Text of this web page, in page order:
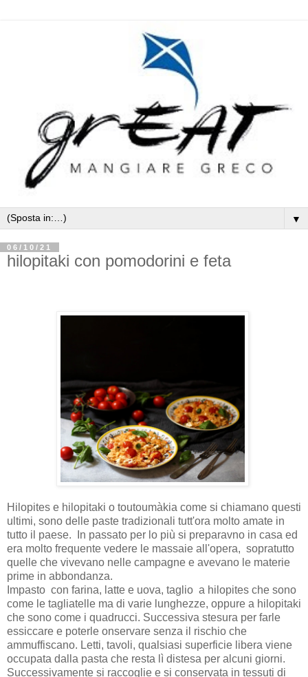
▼
06/10/21
hilopitaki con pomodorini e feta
Hilopites e hilopitaki o toutoumàkia come si chiamano questi
ultimi, sono delle paste tradizionali tutt'ora molto amate in
tutto il paese. In passato per lo più si preparavno in casa ed
era molto frequente vedere le massaie all'opera, sopratutto
quelle che vivevano nelle campagne e avevano le materie
prime in abbondanza.
Impasto con farina, latte e uova, taglio a hilopites che sono
come le tagliatelle ma di varie lunghezze, oppure a hilopitaki
che sono come i quadrucci. Successiva stesura per farle
essiccare e poterle onservare senza il rischio che
ammuffiscano. Letti, tavoli, qualsiasi superficie libera viene
occupata dalla pasta che resta lì distesa per alcuni giorni.
Successivamente si raccoglie e si conservata in tessuti di